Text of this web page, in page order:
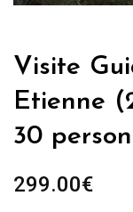
Visite
Etienne
30
299.00€